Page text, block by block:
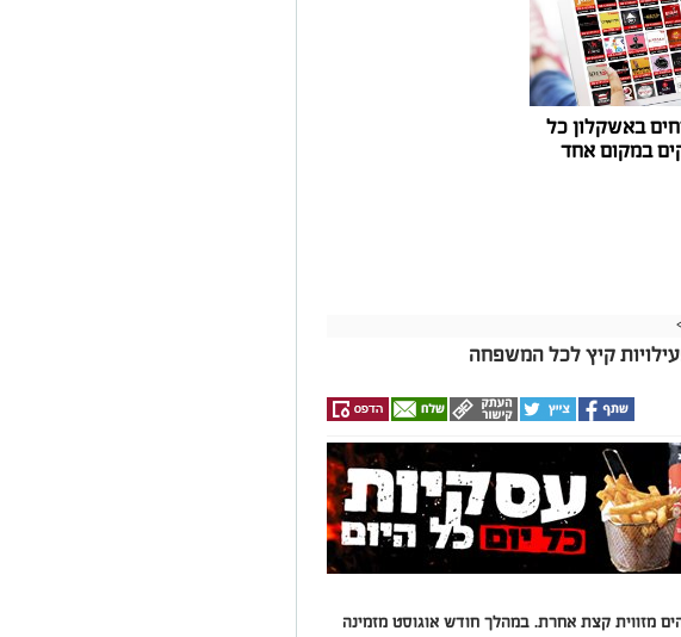
באשקלון כל
במקום אחד
>
קיץ לכל המשפחה
מזווית קצת אחרת. במהלך חודש אוגוסט מזמינה